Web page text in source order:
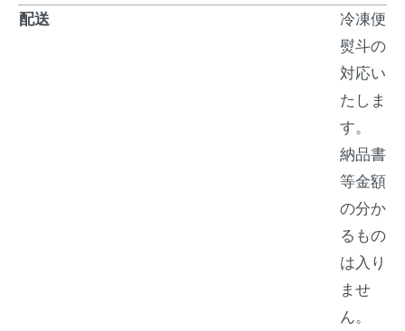
配送
冷凍便
熨斗の
対応い
たしま
す。
納品書
等金額
の分か
るもの
は入り
ませ
ん。